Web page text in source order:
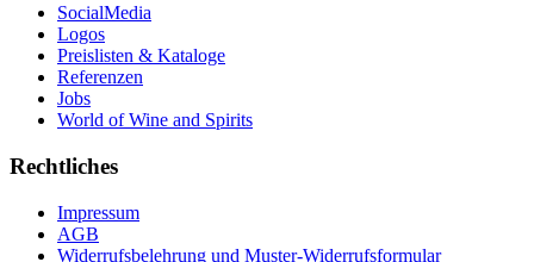
SocialMedia
Logos
Preislisten & Kataloge
Referenzen
Jobs
World of Wine and Spirits
Rechtliches
Impressum
AGB
Widerrufsbelehrung und Muster-Widerrufsformular